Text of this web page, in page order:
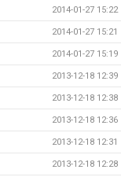
2014-01-27 15:22
2014-01-27 15:21
2014-01-27 15:19
2013-12-18 12:39
2013-12-18 12:38
2013-12-18 12:36
2013-12-18 12:31
2013-12-18 12:28